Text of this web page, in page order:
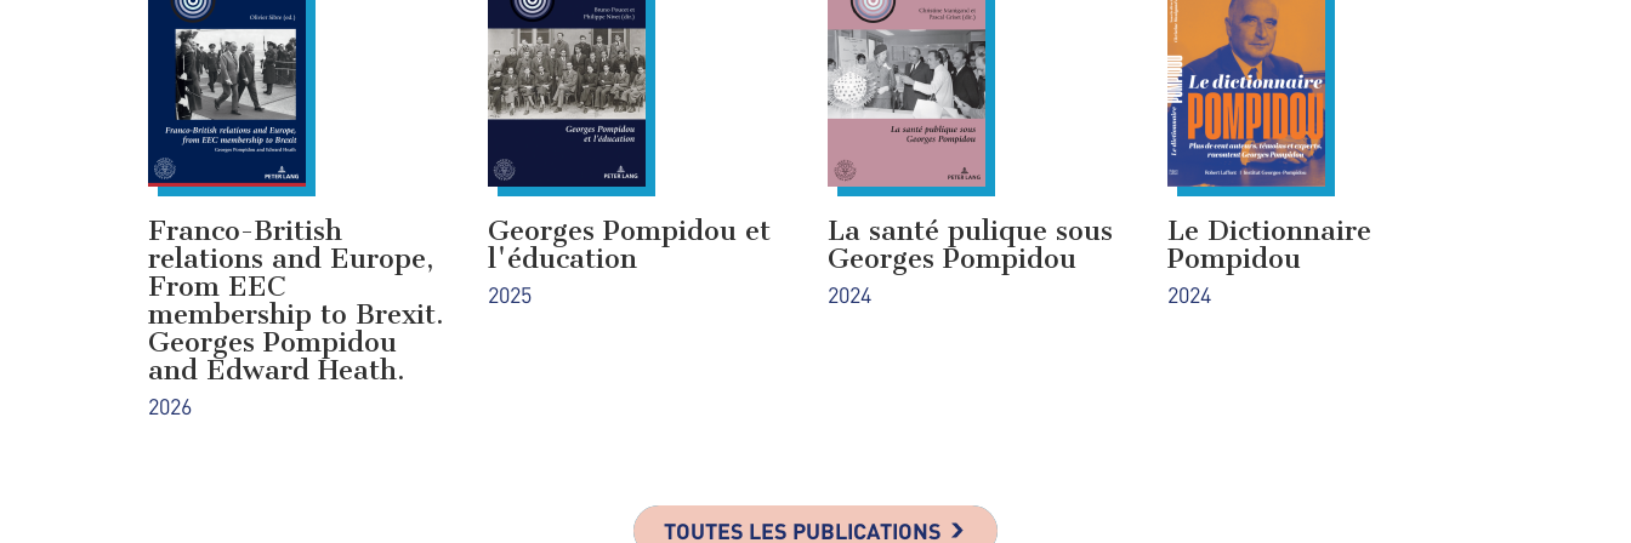
Franco-British
relations and Europe,
From EEC
membership to Brexit.
Georges Pompidou
and Edward Heath.
2026
Georges Pompidou et
l'éducation
2025
La santé pulique sous
Georges Pompidou
2024
Le Dictionnaire
Pompidou
2024
TOUTES LES PUBLICATIONS